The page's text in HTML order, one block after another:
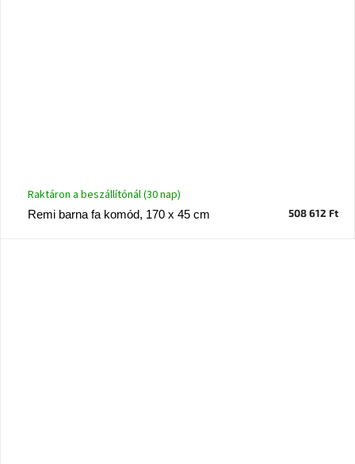
Remi barna fa komód, 170 x 45 cm
Raktáron a beszállítónál (30 nap)
508 612 Ft